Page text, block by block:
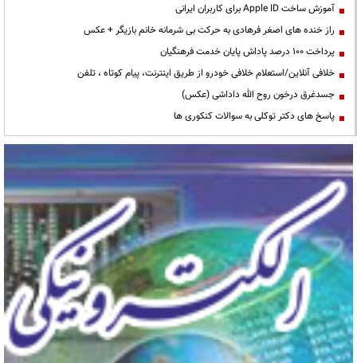
آموزش ساخت Apple ID برای کاربران ایرانی
راز خنده های اصغر فرهادی به حرکت بی شرمانه خانم بازیگر + عکس
پرداخت ۱۰۰ درصد پاداش پایان خدمت فرهنگیان
خلافی آنلاین/استعلام خلافی خودرو از طریق اینترنت، پیام کوتاه ، تلفن
جسدغرق درخون روح الله داداشی (عکس)
پاسخ های دکتر توکلی به سوالات کنکوری ها